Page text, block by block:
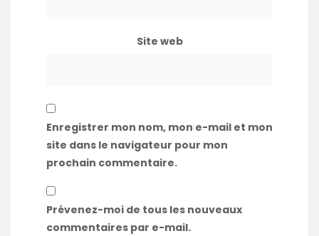
Site web
Enregistrer mon nom, mon e-mail et mon
site dans le navigateur pour mon
prochain commentaire.
Prévenez-moi de tous les nouveaux
commentaires par e-mail.